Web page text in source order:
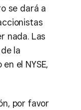
se dará a
nada. Las
la
el NYSE,
por favor